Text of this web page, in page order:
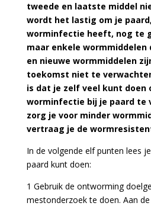
tweede en laatste middel
wordt het lastig om je
worminfectie heeft, nog te
maar enkele
en nieuwe wormmiddelen
toekomst niet te
is dat je zelf veel kunt doen
worminfectie bij je paard te
zorg je voor minder
vertraag je de
In de volgende elf punten lees
paard kunt doen:
1 Gebruik de ontworming
mestonderzoek te doen. Aan